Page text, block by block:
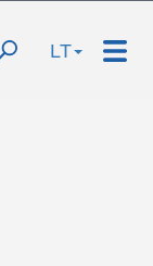
LT